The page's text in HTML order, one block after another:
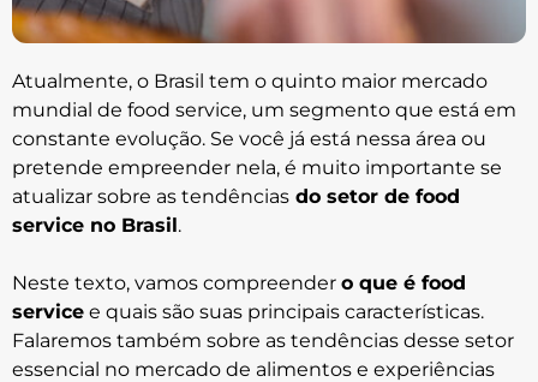
Atualmente, o Brasil tem o quinto maior mercado
mundial de food service, um segmento que está em
constante evolução. Se você já está nessa área ou
pretende empreender nela, é muito importante se
atualizar sobre as tendências do setor de food
service no Brasil.
Neste texto, vamos compreender o que é food
service e quais são suas principais características.
Falaremos também sobre as tendências desse setor
essencial no mercado de alimentos e experiências